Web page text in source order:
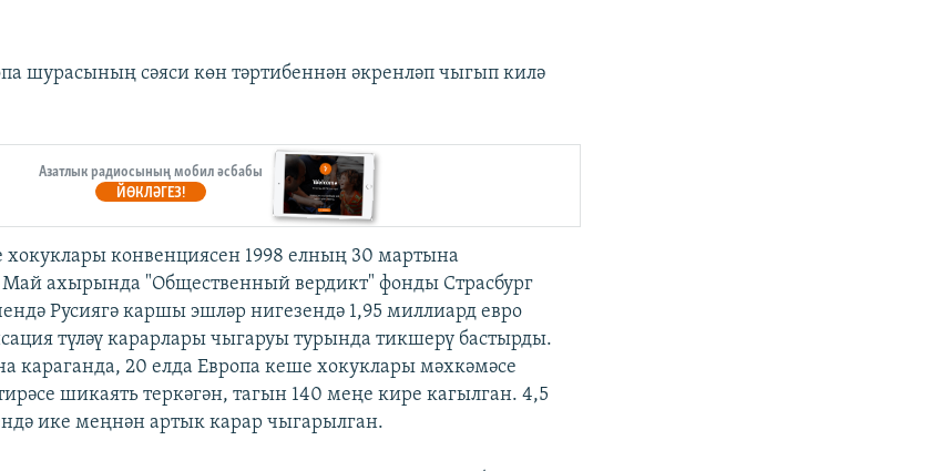
шурасының сәяси көн тәртибеннән әкренләп чыгып килә
Азатлык радиосының мобил әсбабы
ЙӨКЛӘГЕЗ!
хокуклары конвенциясен 1998 елның 30 мартына
Май ахырында "Общественный вердикт" фонды Страсбург
Русиягә каршы эшләр нигезендә 1,95 миллиард евро
түләү карарлары чыгаруы турында тикшерү бастырды.
караганда, 20 елда Европа кеше хокуклары мәхкәмәсе
шикаять теркәгән, тагын 140 меңе кире кагылган. 4,5
ике меңнән артык карар чыгарылган.